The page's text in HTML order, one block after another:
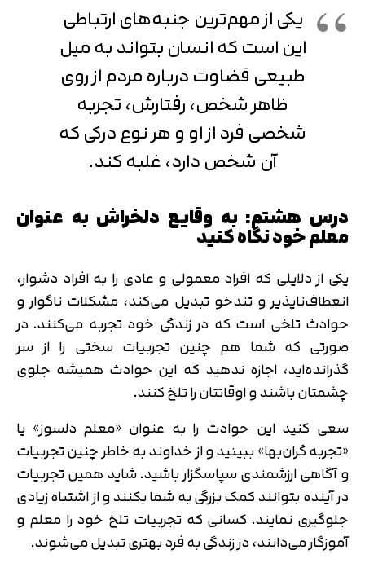
یکی از مهم‌ترین جنبه‌های ارتباطی
این است که انسان بتواند به میل
طبیعی قضاوت درباره مردم از روی
ظاهر شخص، رفتارش، تجربه
شخصی فرد از او و هر نوع درکی که
آن شخص دارد، غلبه کند.
درس هشتم: به وقایع دلخراش به عنوان
معلم خود نگاه کنید
یکی از دلایلی که افراد معمولی و عادی را به افراد دشوار،
انعطاف‌ناپذیر و تندخو تبدیل می‌کند، مشکلات ناگوار و
حوادث تلخی است که در زندگی خود تجربه می‌کنند. در
صورتی که شما هم چنین تجربیات سختی را از سر
گذرانده‌اید، اجازه ندهید که این حوادث همیشه جلوی
چشمتان باشند و اوقاتتان را تلخ کنند.
سعی کنید این حوادث را به عنوان «معلم دلسوز» یا
«تجربه گران‌بها» ببینید و از خداوند به خاطر چنین تجربیات
و آگاهی ارزشمندی سپاسگزار باشید. شاید همین تجربیات
در آینده بتوانند کمک بزرگی به شما بکنند و از اشتباه زیادی
جلوگیری نمایند. کسانی که تجربیات تلخ خود را معلم و
آموزگار می‌دانند، در زندگی به فرد بهتری تبدیل می‌شوند.